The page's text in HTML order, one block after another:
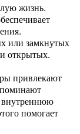
жизнь.
или замкнутых
открытых.
привлекают
внутреннюю
помогает